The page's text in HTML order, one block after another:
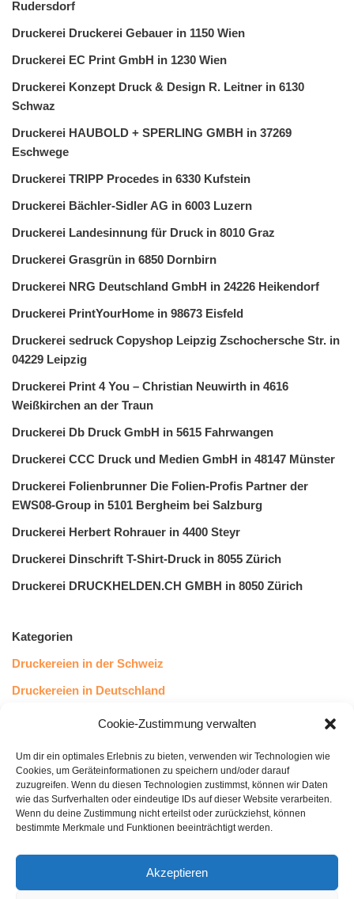
Cookie-Zustimmung verwalten
Um dir ein optimales Erlebnis zu bieten, verwenden wir Technologien wie
Cookies, um Geräteinformationen zu speichern und/oder darauf
zuzugreifen. Wenn du diesen Technologien zustimmst, können wir Daten
wie das Surfverhalten oder eindeutige IDs auf dieser Website verarbeiten.
Wenn du deine Zustimmung nicht erteilst oder zurückziehst, können
bestimmte Merkmale und Funktionen beeinträchtigt werden.
Akzeptieren
Rudersdorf
Druckerei Druckerei Gebauer in 1150 Wien
Druckerei EC Print GmbH in 1230 Wien
Druckerei Konzept Druck & Design R. Leitner in 6130
Schwaz
Druckerei HAUBOLD + SPERLING GMBH in 37269
Eschwege
Druckerei TRIPP Procedes in 6330 Kufstein
Druckerei Bächler-Sidler AG in 6003 Luzern
Druckerei Landesinnung für Druck in 8010 Graz
Druckerei Grasgrün in 6850 Dornbirn
Druckerei NRG Deutschland GmbH in 24226 Heikendorf
Druckerei PrintYourHome in 98673 Eisfeld
Druckerei sedruck Copyshop Leipzig Zschochersche Str. in
04229 Leipzig
Druckerei Print 4 You – Christian Neuwirth in 4616
Weißkirchen an der Traun
Druckerei Db Druck GmbH in 5615 Fahrwangen
Druckerei CCC Druck und Medien GmbH in 48147 Münster
Druckerei Folienbrunner Die Folien-Profis Partner der
EWS08-Group in 5101 Bergheim bei Salzburg
Druckerei Herbert Rohrauer in 4400 Steyr
Druckerei Dinschrift T-Shirt-Druck in 8055 Zürich
Druckerei DRUCKHELDEN.CH GMBH in 8050 Zürich
Kategorien
Druckereien in der Schweiz
Druckereien in Deutschland
Druckereien in Österreich
Kundenstimmen